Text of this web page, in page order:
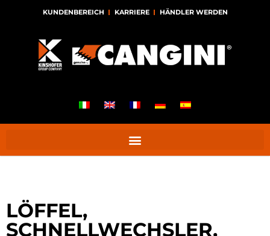
KUNDENBEREICH KARRIERE HÄNDLER WERDEN
LÖFFEL,
SCHNELLWECHSLER,